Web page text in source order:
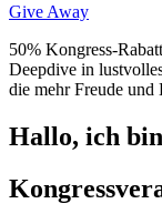
Give Away
50% Kongress-
Deepdive in
die mehr Freude
Hallo, ich